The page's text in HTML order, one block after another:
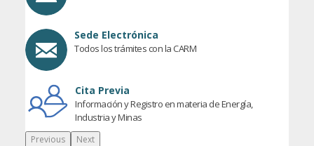
Sede Electrónica
Todos los trámites con la CARM
Cita Previa
Información y Registro en materia de Energía,
Industria y Minas
Previous Next